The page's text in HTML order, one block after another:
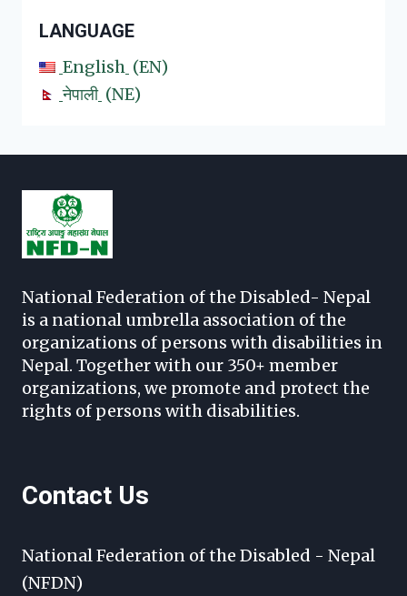
LANGUAGE
English
EN
नेपाली
NE
National Federation of the Disabled- Nepal
is a national umbrella association of the
organizations of persons with disabilities in
Nepal. Together with our 350+ member
organizations, we promote and protect the
rights of persons with disabilities.
Contact Us
National Federation of the Disabled - Nepal
(NFDN)